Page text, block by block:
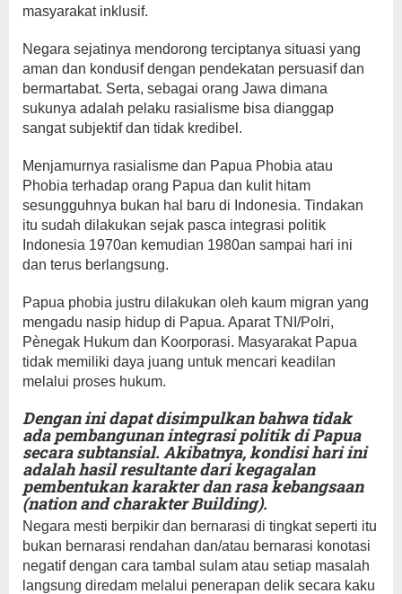
masyarakat inklusif.
Negara sejatinya mendorong terciptanya situasi yang
aman dan kondusif dengan pendekatan persuasif dan
bermartabat. Serta, sebagai orang Jawa dimana
sukunya adalah pelaku rasialisme bisa dianggap
sangat subjektif dan tidak kredibel.
Menjamurnya rasialisme dan Papua Phobia atau
Phobia terhadap orang Papua dan kulit hitam
sesungguhnya bukan hal baru di Indonesia. Tindakan
itu sudah dilakukan sejak pasca integrasi politik
Indonesia 1970an kemudian 1980an sampai hari ini
dan terus berlangsung.
Papua phobia justru dilakukan oleh kaum migran yang
mengadu nasip hidup di Papua. Aparat TNI/Polri,
Pènegak Hukum dan Koorporasi. Masyarakat Papua
tidak memiliki daya juang untuk mencari keadilan
melalui proses hukum.
Dengan ini dapat disimpulkan bahwa tidak
ada pembangunan integrasi politik di Papua
secara subtansial. Akibatnya, kondisi hari ini
adalah hasil resultante dari kegagalan
pembentukan karakter dan rasa kebangsaan
(nation and charakter Building).
Negara mesti berpikir dan bernarasi di tingkat seperti itu
bukan bernarasi rendahan dan/atau bernarasi konotasi
negatif dengan cara tambal sulam atau setiap masalah
langsung diredam melalui penerapan delik secara kaku